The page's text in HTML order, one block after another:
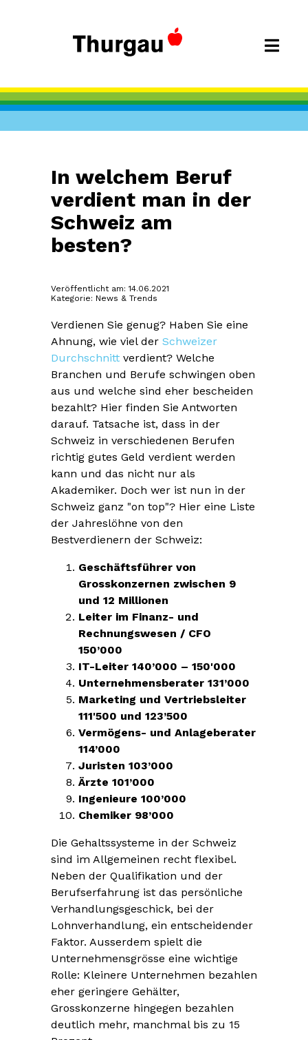
In welchem Beruf
verdient man in der
Schweiz am
besten?
Veröffentlicht am: 14.06.2021
Kategorie: News & Trends
Verdienen Sie genug? Haben Sie eine
Ahnung, wie viel der Schweizer
Durchschnitt verdient? Welche
Branchen und Berufe schwingen oben
aus und welche sind eher bescheiden
bezahlt? Hier finden Sie Antworten
darauf. Tatsache ist, dass in der
Schweiz in verschiedenen Berufen
richtig gutes Geld verdient werden
kann und das nicht nur als
Akademiker. Doch wer ist nun in der
Schweiz ganz "on top"? Hier eine Liste
der Jahreslöhne von den
Bestverdienern der Schweiz:
Geschäftsführer von
Grosskonzernen zwischen 9
und 12 Millionen
Leiter im Finanz- und
Rechnungswesen / CFO
150’000
IT-Leiter 140’000 – 150'000
Unternehmensberater 131’000
Marketing und Vertriebsleiter
111'500 und 123’500
Vermögens- und Anlageberater
114’000
Juristen 103’000
Ärzte 101’000
Ingenieure 100’000
Chemiker 98’000
Die Gehaltssysteme in der Schweiz
sind im Allgemeinen recht flexibel.
Neben der Qualifikation und der
Berufserfahrung ist das persönliche
Verhandlungsgeschick, bei der
Lohnverhandlung, ein entscheidender
Faktor. Ausserdem spielt die
Unternehmensgrösse eine wichtige
Rolle: Kleinere Unternehmen bezahlen
eher geringere Gehälter,
Grosskonzerne hingegen bezahlen
deutlich mehr, manchmal bis zu 15